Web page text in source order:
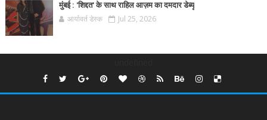
मुंबई : 'शिद्दत' के साथ राहिल आज़म का दमदार डेब्यू
आर्यावर्त डेस्क Jul 25, 2026